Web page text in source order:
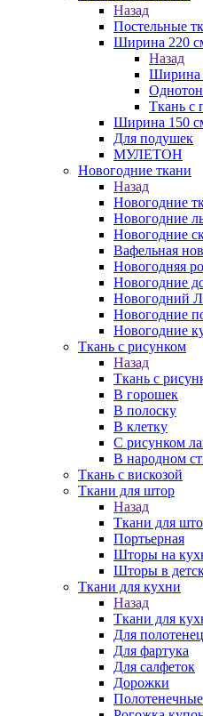
Назад
Постельные
Ширина 220
Назад
Ширина
Ткань с
Ширина 150
Для подушек
МУЛЕТОН
Новогодние ткани
Назад
Новогодние
Новогодние
Новогодние
Вафельная
Новогодняя
Новогодние
Новогодний
Новогодние
Новогодние
Ткань с рисунком
Назад
Ткань с
В горошек
В полоску
В клетку
С рисунком
В народном
Ткань с вискозой
Ткани для штор
Назад
Ткани для
Портьерная
Шторы на
Шторы в
Ткани для кухни
Назад
Ткани для
Для полотенец
Для фартука
Для салфеток
Дорожки